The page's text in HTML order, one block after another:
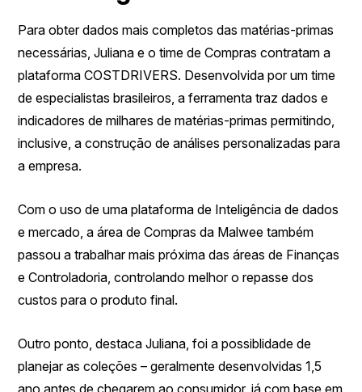
Para obter dados mais completos das matérias-primas
necessárias, Juliana e o time de Compras contratam a
plataforma COSTDRIVERS. Desenvolvida por um time
de especialistas brasileiros, a ferramenta traz dados e
indicadores de milhares de matérias-primas permitindo,
inclusive, a construção de análises personalizadas para
a empresa.
Com o uso de uma plataforma de Inteligência de dados
e mercado, a área de Compras da Malwee também
passou a trabalhar mais próxima das áreas de Finanças
e Controladoria, controlando melhor o repasse dos
custos para o produto final.
Outro ponto, destaca Juliana, foi a possiblidade de
planejar as coleções – geralmente desenvolvidas 1,5
ano antes de chegarem ao consumidor, já com base em